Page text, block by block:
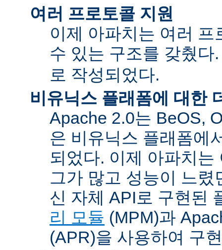
여러 프로토콜 지원
이제 아파치는 여러
수 있는 구조를 갖췄
로 작성되었다.
비유닉스 플래폼에 대한
Apache 2.0는 BeOS,
은 비유닉스 플래폼에
되었다. 이제 아파치
그가 많고 성능이 느
신 자체 API로 구현된
리 모듈 (MPM)과
(APR)을 사용하여 구